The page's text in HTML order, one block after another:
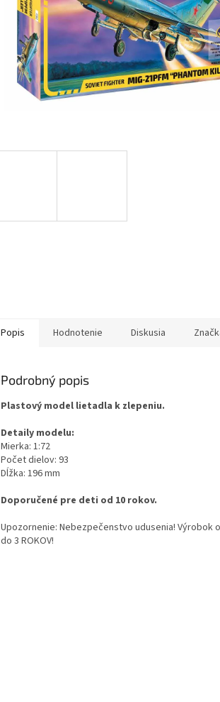
Popis Hodnotenie Diskusia
Podrobný popis
Plastový model lietadla k zlepeniu.
Detaily modelu:
Mierka: 1:72
Počet dielov: 93
Dĺžka: 196 mm
Doporučené pre deti od 10 rokov.
Upozornenie: Nebezpečenstvo udusenia! Výrobok
do 3 ROKOV!